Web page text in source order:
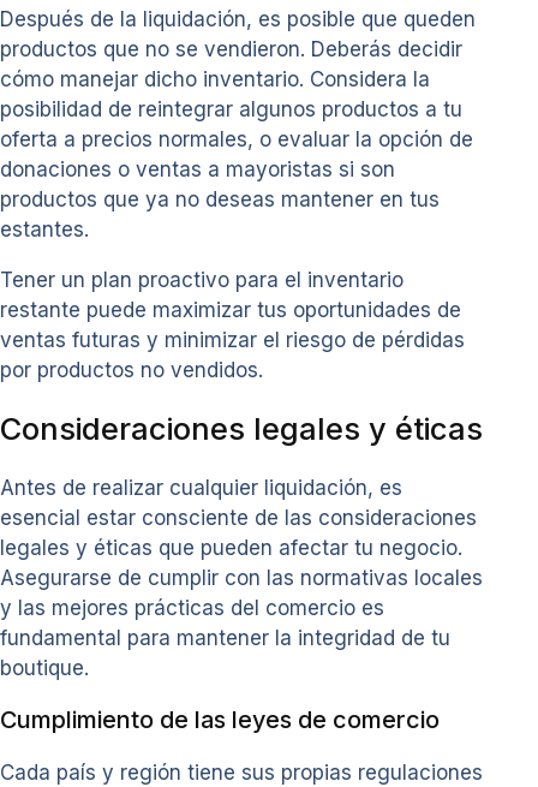
Después de la liquidación, es posible que queden
productos que no se vendieron. Deberás decidir
cómo manejar dicho inventario. Considera la
posibilidad de reintegrar algunos productos a tu
oferta a precios normales, o evaluar la opción de
donaciones o ventas a mayoristas si son
productos que ya no deseas mantener en tus
estantes.
Tener un plan proactivo para el inventario
restante puede maximizar tus oportunidades de
ventas futuras y minimizar el riesgo de pérdidas
por productos no vendidos.
Consideraciones legales y éticas
Antes de realizar cualquier liquidación, es
esencial estar consciente de las consideraciones
legales y éticas que pueden afectar tu negocio.
Asegurarse de cumplir con las normativas locales
y las mejores prácticas del comercio es
fundamental para mantener la integridad de tu
boutique.
Cumplimiento de las leyes de comercio
Cada país y región tiene sus propias regulaciones